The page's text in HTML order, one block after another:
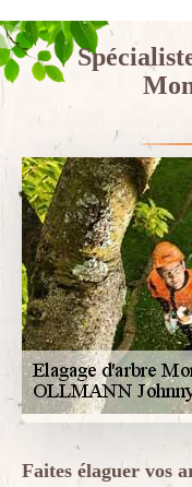
Faites élaguer vos